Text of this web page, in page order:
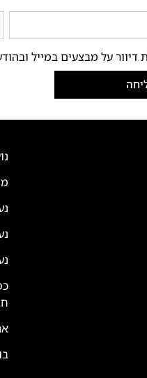
על מבצעים במייל